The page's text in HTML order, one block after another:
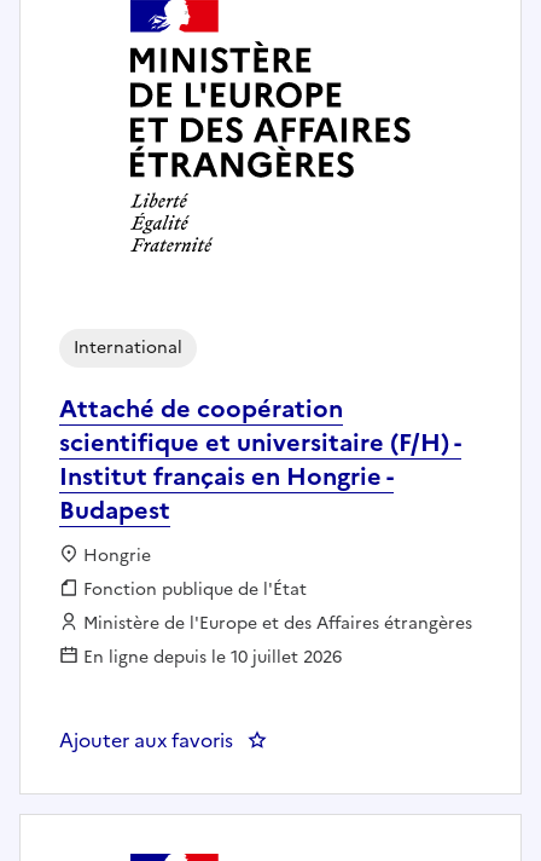
Attaché de coopération
scientifique et universitaire (F/H) -
Institut français en Hongrie -
Budapest
International
Localisation :
Hongrie
Fonction publique :
Fonction publique de l'État
Employeur :
Ministère de l'Europe et des Affaires étrangères
En ligne depuis le 10 juillet 2026
Ajouter aux favoris : Attaché de coopération